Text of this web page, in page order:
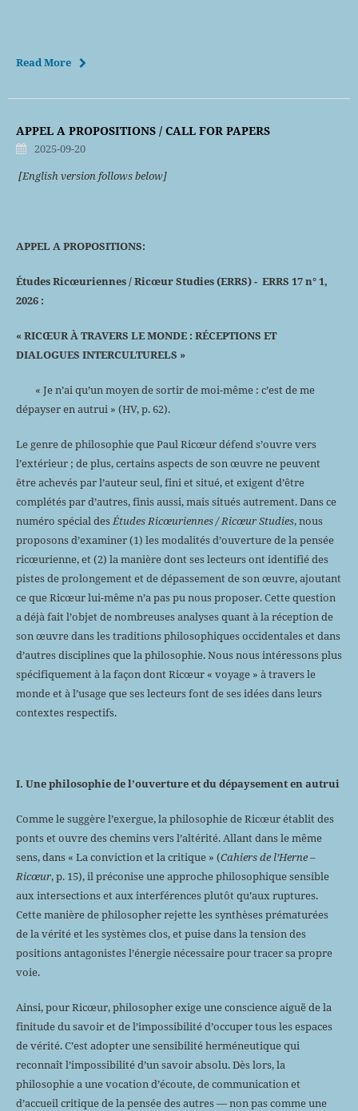
Read More
APPEL A PROPOSITIONS / CALL FOR PAPERS
2025-09-20
[English version follows below]
APPEL A PROPOSITIONS:
Études Ricœuriennes / Ricœur Studies (ERRS)- ERRS 17 n° 1,
2026 :
« RICŒUR À TRAVERS LE MONDE : RÉCEPTIONS ET
DIALOGUES INTERCULTURELS »
« Je n’ai qu’un moyen de sortir de moi-même : c’est de me
dépayser en autrui » (HV, p. 62).
Le genre de philosophie que Paul Ricœur défend s’ouvre vers
l’extérieur ; de plus, certains aspects de son œuvre ne peuvent
être achevés par l’auteur seul, fini et situé, et exigent d’être
complétés par d’autres, finis aussi, mais situés autrement. Dans ce
numéro spécial desÉtudes Ricœuriennes / Ricœur Studies, nous
proposons d’examiner (1) les modalités d’ouverture de la pensée
ricœurienne, et (2) la manière dont ses lecteurs ont identifié des
pistes de prolongement et de dépassement de son œuvre, ajoutant
ce que Ricœur lui-même n’a pas pu nous proposer. Cette question
a déjà fait l’objet de nombreuses analyses quant à la réception de
son œuvre dans les traditions philosophiques occidentales et dans
d’autres disciplines que la philosophie. Nous nous intéressons plus
spécifiquement à la façon dont Ricœur « voyage » à travers le
monde et à l’usage que ses lecteurs font de ses idées dans leurs
contextes respectifs.
I. Une philosophie de l’ouverture et du dépaysement en autrui
Comme le suggère l’exergue, la philosophie de Ricœur établit des
ponts et ouvre des chemins vers l’altérité. Allant dans le même
sens, dans « La conviction et la critique » (Cahiers de l’Herne –
Ricœur, p. 15), il préconise une approche philosophique sensible
aux intersections et aux interférences plutôt qu’aux ruptures.
Cette manière de philosopher rejette les synthèses prématurées
de la vérité et les systèmes clos, et puise dans la tension des
positions antagonistes l’énergie nécessaire pour tracer sa propre
voie.
Ainsi, pour Ricœur, philosopher exige une conscience aiguë de la
finitude du savoir et de l’impossibilité d’occuper tous les espaces
de vérité. C’est adopter une sensibilité herméneutique qui
reconnaît l’impossibilité d’un savoir absolu. Dès lors, la
philosophie a une vocation d’écoute, de communication et
d’accueil critique de la pensée des autres — non pas comme une